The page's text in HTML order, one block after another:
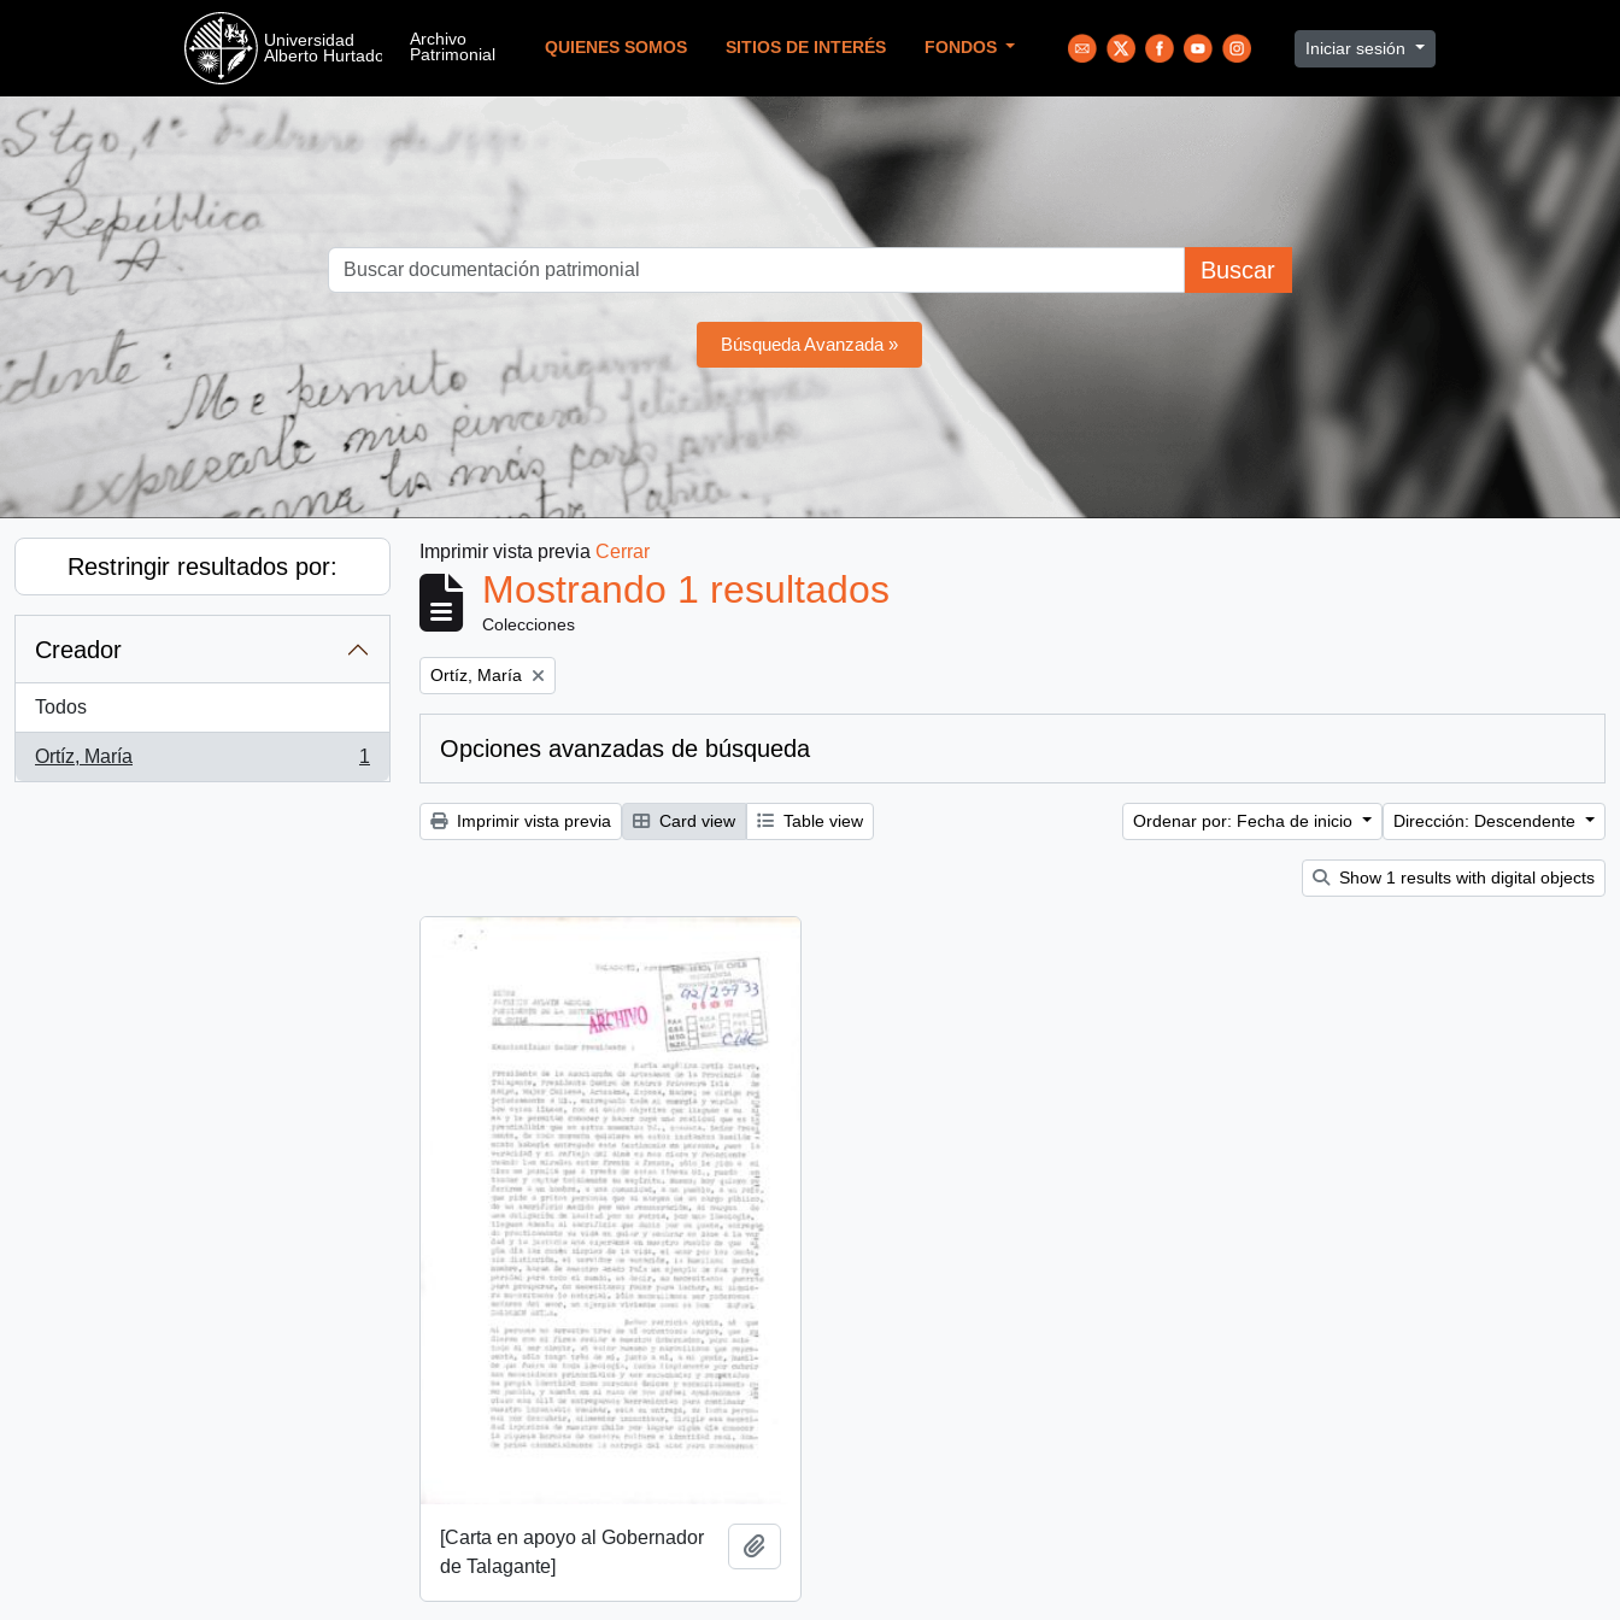
QUIENES SOMOS SITIOS DE INTERÉS FONDOS Iniciar sesión
Buscar
Búsqueda Avanzada »
Restringir resultados por:
Creador
Todos
Ortíz, María
, 1 resultados
1
Imprimir vista previa Cerrar
Mostrando 1 resultados
Colecciones
Remove filter:
Ortíz, María
Opciones avanzadas de búsqueda
Imprimir vista previa Card view Table view Ordenar por: Fecha de inicio Dirección: Descendente
Show 1 results with digital objects
[Carta en apoyo al Gobernador
de Talagante]